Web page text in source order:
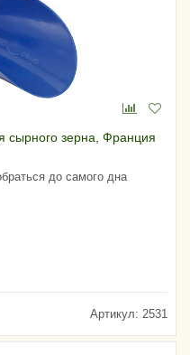
сырного зерна, Франция
до самого дна
Артикул: 2531